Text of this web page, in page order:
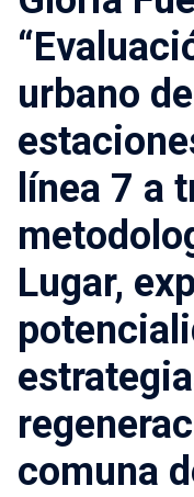
urbano
línea 7 a
Lugar,
comuna